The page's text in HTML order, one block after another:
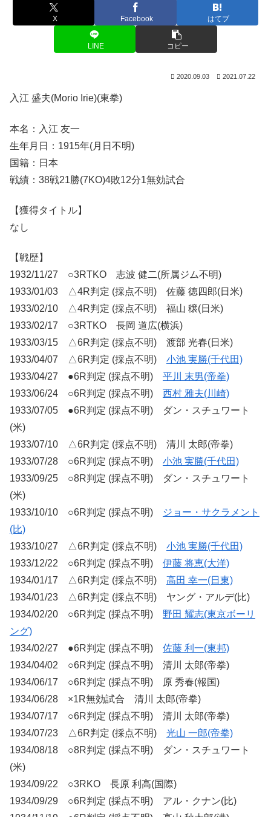
X Facebook はてブ
LINE コピー
2020.09.03 2021.07.22
入江 盛夫(Morio Irie)(東拳)
本名：入江 友一
生年月日：1915年(月日不明)
国籍：日本
戦績：38戦21勝(7KO)4敗12分1無効試合
【獲得タイトル】
なし
【戦歴】
1932/11/27 ○3RTKO 志波 健二(所属ジム不明)
1933/01/03 △4R判定 (採点不明) 佐藤 徳四郎(日米)
1933/02/10 △4R判定 (採点不明) 福山 穣(日米)
1933/02/17 ○3RTKO 長岡 道広(横浜)
1933/03/15 △6R判定 (採点不明) 渡部 光春(日米)
1933/04/07 △6R判定 (採点不明) 小池 実勝(千代田)
1933/04/27 ●6R判定 (採点不明) 平川 末男(帝拳)
1933/06/24 ○6R判定 (採点不明) 西村 雅夫(川崎)
1933/07/05 ●6R判定 (採点不明) ダン・スチュワート
(米)
1933/07/10 △6R判定 (採点不明) 清川 太郎(帝拳)
1933/07/28 ○6R判定 (採点不明) 小池 実勝(千代田)
1933/09/25 ○8R判定 (採点不明) ダン・スチュワート
(米)
1933/10/10 ○6R判定 (採点不明)
ジョー・サクラメント
(比)
1933/10/27 △6R判定 (採点不明) 小池 実勝(千代田)
1933/12/22 ○6R判定 (採点不明) 伊藤 将恵(大洋)
1934/01/17 △6R判定 (採点不明) 高田 幸一(日東)
1934/01/23 △6R判定 (採点不明) ヤング・アルデ(比)
1934/02/20 ○6R判定 (採点不明) 野田 耀志(東京ボーリ
ング)
1934/02/27 ●6R判定 (採点不明) 佐藤 利一(東邦)
1934/04/02 ○6R判定 (採点不明) 清川 太郎(帝拳)
1934/06/17 ○6R判定 (採点不明) 原 秀春(報国)
1934/06/28 ×1R無効試合 清川 太郎(帝拳)
1934/07/17 ○6R判定 (採点不明) 清川 太郎(帝拳)
1934/07/23 △6R判定 (採点不明) 光山 一郎(帝拳)
1934/08/18 ○8R判定 (採点不明) ダン・スチュワート
(米)
1934/09/22 ○3RKO 長原 利高(国際)
1934/09/29 ○6R判定 (採点不明) アル・クナン(比)